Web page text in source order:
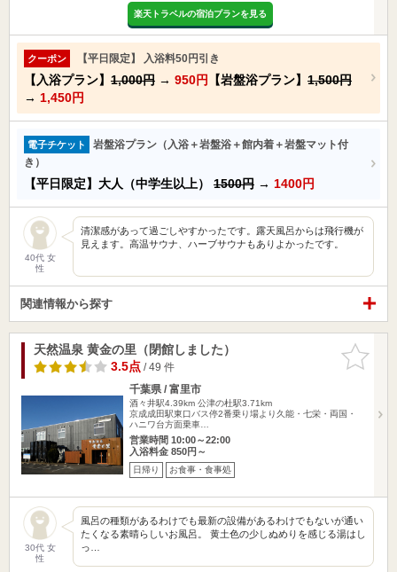
楽天トラベルの宿泊プランを見る
クーポン 【平日限定】 入浴料50円引き
【入浴プラン】 1,000円 → 950円 【岩盤浴プラン】 1,500円
→ 1,450円
電子チケット
岩盤浴プラン（入浴＋岩盤浴＋館内着＋岩盤マット付
き）
【平日限定】大人（中学生以上） 1500円 → 1400円
40代 女
性
清潔感があって過ごしやすかったです。露天風呂からは飛行機が
見えます。高温サウナ、ハーブサウナもありよかったです。
関連情報から探す
お気に入
りに追加
天然温泉 黄金の里（閉館しました）
3.5点/ 49 件
千葉県 / 富里市
酒々井駅4.39km 公津の杜駅3.71km
京成成田駅東口バス停2番乗り場より久能・七栄・両国・
ハニワ台方面乗車…
営業時間 10:00～22:00
入浴料金 850円～
日帰り お食事・食事処
30代 女
性
風呂の種類があるわけでも最新の設備があるわけでもないが通い
たくなる素晴らしいお風呂。 黄土色の少しぬめりを感じる湯はし
っ…